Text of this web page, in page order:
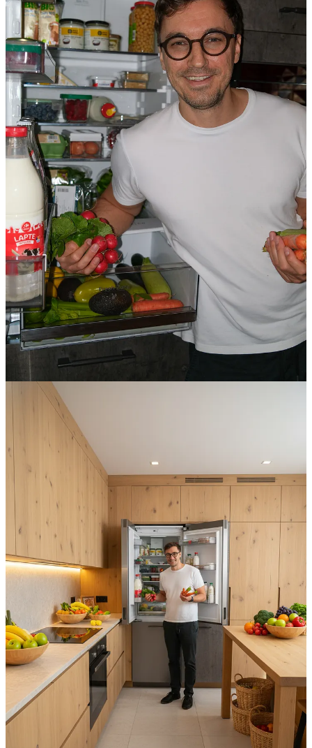
Alte soluții includ Deep ResearchdinGemini- pe care îl folosesc
la greu - scrie articole medicale pe teme pe care le cercetează
amănunțit mai ceva ca un profesor universitar, sau NotebookLM -
un fel de propriu agent inteligent, unde adaugi cărți, linkuri de
YouTube, PDF-uri, texte scrise, etc., și el le combină pe toate, le
cercetează și îți răspunde exact din ele.
Uite, până și podcastul de mai jos, pe o temă aleasă și descrisă de
mine - Ivermectina, este creat în 5 minute în Google Gemini - și este
ceva de necrezut.
0:00
-11:12
Da, aceste doua persoane si dialogul dintre ele nu există, sunt
generate de AI după un document furnizat. Documentul nu e un
dialog ci o descriere a Ivermectinei. Iar el il transformă intr-o discuție
mai usor de urmărit.
Și asta mă sperie ușor … poate nu o să mai fie nevoie de
podcasturile mele, în câțiva ani… ‘om trăi si ‘om vedea …
Te pot asigura însă că acest gând de weekend nu este scris de AI, ci
tastat de degetele mele. Spor la citit mai departe! 👇🏼
🎫 Bun Bine | Despre slăbit și cunoașterea corpului
Pe 7 decembrie, la POINT Hub, ne vedem la
Bun Bine | Despre
slăbit și cunoașterea corpului
, un eveniment despre echilibru, grijă
autentică și reconectare cu tine.
Alături de
Dr. Lavinia Bratu,Dr. Laura Gavrilaș și
Prof. Dr.
Cătălin Copăescu
, vom vorbi despre cum funcționează cu adevărat
corpul tău, de ce dietele eșuează și cum știința, mișcarea și emoțiile
pot lucra împreună pentru sănătatea ta metabolică și mentală.
Dacă simți că e momentul să ieși din cercul dietelor și să înțelegi
cum funcționează o schimbare reală, te aștept cu drag!
🎟️ Biletele sunt disponibile pe
bunbine.ro
💸 Cod de reducere pentru 10% discount:
ComunitateBB10
📍 POINT Hub, București
🕛 7 decembrie 2025
Abia aștept să ne vedem!